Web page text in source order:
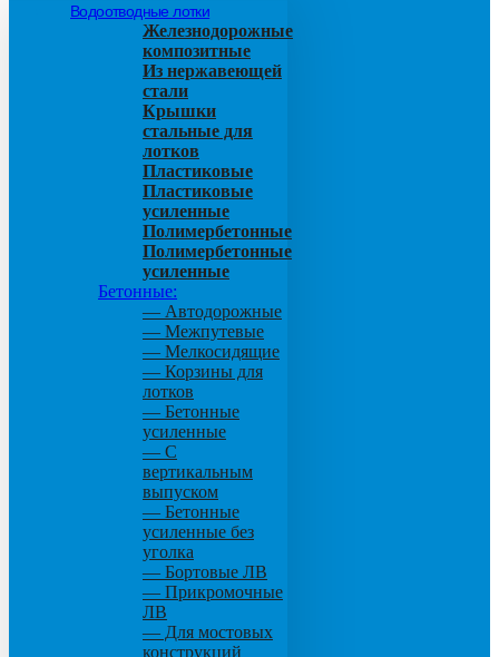
Водоотводные лотки
Железнодорожные
композитные
Из нержавеющей
стали
Крышки
стальные для
лотков
Пластиковые
Пластиковые
усиленные
Полимербетонные
Полимербетонные
усиленные
Бетонные:
— Автодорожные
— Межпутевые
— Мелкосидящие
— Корзины для
лотков
— Бетонные
усиленные
— С
вертикальным
выпуском
— Бетонные
усиленные без
уголка
— Бортовые ЛВ
— Прикромочные
ЛВ
— Для мостовых
конструкций